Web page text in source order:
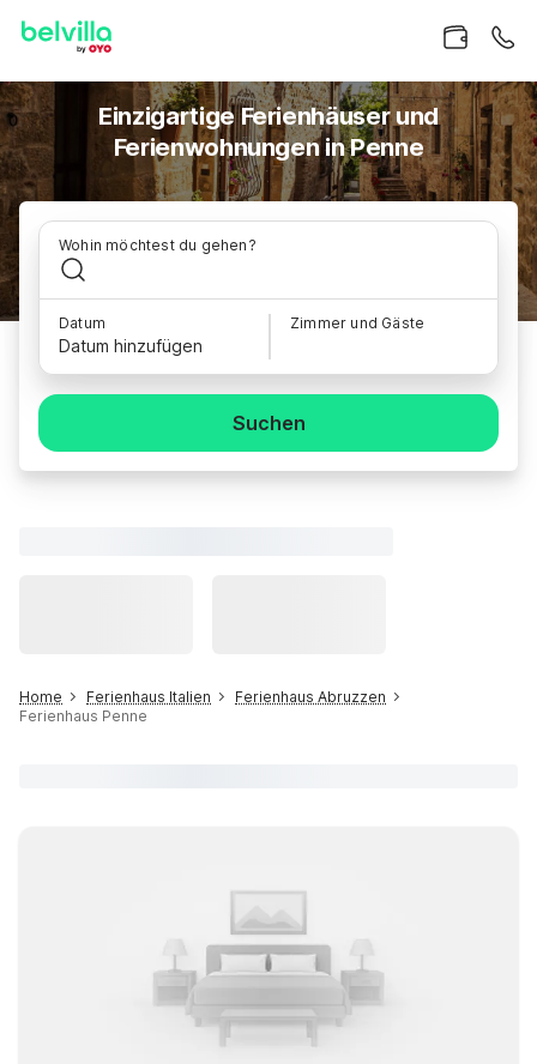
Einzigartige Ferienhäuser und
Ferienwohnungen in Penne
Wohin möchtest du gehen?
Datum
Datum hinzufügen
Zimmer und Gäste
Suchen
Home Ferienhaus Italien
Ferienhaus Abruzzen
Ferienhaus Penne